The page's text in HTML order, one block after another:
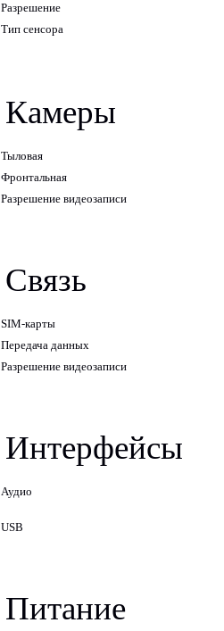
Разрешение
Тип сенсора
Камеры
Тыловая
Фронтальная
Разрешение видеозаписи
Связь
SIM-карты
Передача данных
Разрешение видеозаписи
Интерфейсы
Аудио
USB
Питание